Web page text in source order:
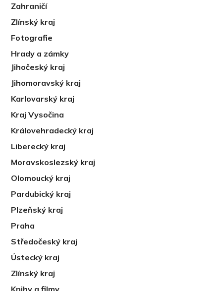
Zahraničí
Zlínský kraj
Fotografie
Hrady a zámky
Jihočeský kraj
Jihomoravský kraj
Karlovarský kraj
Kraj Vysočina
Královehradecký kraj
Liberecký kraj
Moravskoslezský kraj
Olomoucký kraj
Pardubický kraj
Plzeňský kraj
Praha
Středočeský kraj
Ústecký kraj
Zlínský kraj
Knihy a filmy